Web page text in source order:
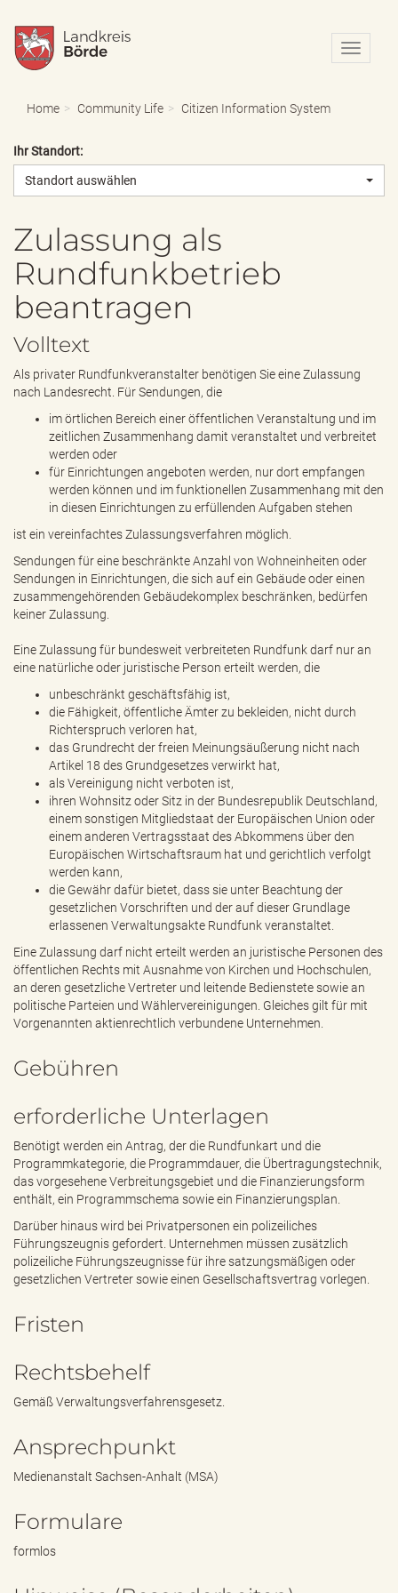
N
a
o
b
n
d
n
Home Community Life Citizen Information System
Ihr Standort:
Standort auswählen
Zulassung als
Rundfunkbetrieb
beantragen
Volltext
Als privater Rundfunkveranstalter benötigen Sie eine Zulassung
nach Landesrecht. Für Sendungen, die
im örtlichen Bereich einer öffentlichen Veranstaltung und im
zeitlichen Zusammenhang damit veranstaltet und verbreitet
werden oder
für Einrichtungen angeboten werden, nur dort empfangen
werden können und im funktionellen Zusammenhang mit den
in diesen Einrichtungen zu erfüllenden Aufgaben stehen
ist ein vereinfachtes Zulassungsverfahren möglich.
Sendungen für eine beschränkte Anzahl von Wohneinheiten oder
Sendungen in Einrichtungen, die sich auf ein Gebäude oder einen
zusammengehörenden Gebäudekomplex beschränken, bedürfen
keiner Zulassung.
Eine Zulassung für bundesweit verbreiteten Rundfunk darf nur an
eine natürliche oder juristische Person erteilt werden, die
unbeschränkt geschäftsfähig ist,
die Fähigkeit, öffentliche Ämter zu bekleiden, nicht durch
Richterspruch verloren hat,
das Grundrecht der freien Meinungsäußerung nicht nach
Artikel 18 des Grundgesetzes verwirkt hat,
als Vereinigung nicht verboten ist,
ihren Wohnsitz oder Sitz in der Bundesrepublik Deutschland,
einem sonstigen Mitgliedstaat der Europäischen Union oder
einem anderen Vertragsstaat des Abkommens über den
Europäischen Wirtschaftsraum hat und gerichtlich verfolgt
werden kann,
die Gewähr dafür bietet, dass sie unter Beachtung der
gesetzlichen Vorschriften und der auf dieser Grundlage
erlassenen Verwaltungsakte Rundfunk veranstaltet.
Eine Zulassung darf nicht erteilt werden an juristische Personen des
öffentlichen Rechts mit Ausnahme von Kirchen und Hochschulen,
an deren gesetzliche Vertreter und leitende Bedienstete sowie an
politische Parteien und Wählervereinigungen. Gleiches gilt für mit
Vorgenannten aktienrechtlich verbundene Unternehmen.
Gebühren
erforderliche Unterlagen
Benötigt werden ein Antrag, der die Rundfunkart und die
Programmkategorie, die Programmdauer, die Übertragungstechnik,
das vorgesehene Verbreitungsgebiet und die Finanzierungsform
enthält, ein Programmschema sowie ein Finanzierungsplan.
Darüber hinaus wird bei Privatpersonen ein polizeiliches
Führungszeugnis gefordert. Unternehmen müssen zusätzlich
polizeiliche Führungszeugnisse für ihre satzungsmäßigen oder
gesetzlichen Vertreter sowie einen Gesellschaftsvertrag vorlegen.
Fristen
Rechtsbehelf
Gemäß Verwaltungsverfahrensgesetz.
Ansprechpunkt
Medienanstalt Sachsen-Anhalt (MSA)
Formulare
formlos